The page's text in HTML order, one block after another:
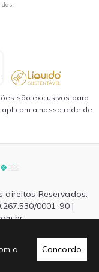
a
Concordo
são exclusivos para
a nossa rede de
direitos Reservados.
0001-90 |